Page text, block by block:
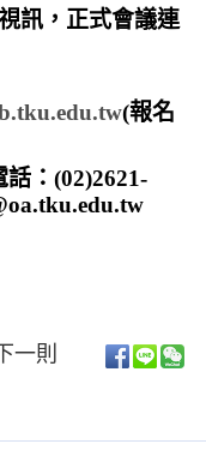
訊，正式會議連
(報名
：(02)2621-
一則